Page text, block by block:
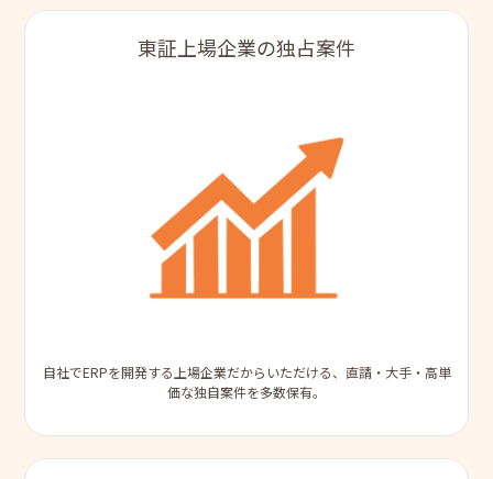
東証上場企業の独占案件
自社でERPを開発する上場企業だからいただける、直請・大手・高単
価な独自案件を多数保有。